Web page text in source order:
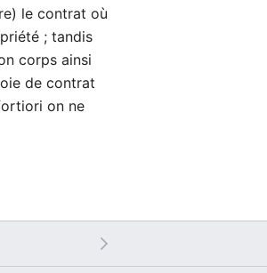
le contrat où
; tandis
corps ainsi
de contrat
on ne